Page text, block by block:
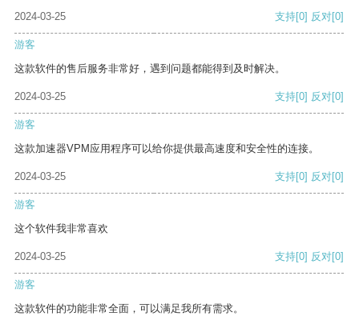
2024-03-25 支持[0] 反对[0]
游客
这款软件的售后服务非常好，遇到问题都能得到及时解决。
2024-03-25 支持[0] 反对[0]
游客
这款加速器VPM应用程序可以给你提供最高速度和安全性的连接。
2024-03-25 支持[0] 反对[0]
游客
这个软件我非常喜欢
2024-03-25 支持[0] 反对[0]
游客
这款软件的功能非常全面，可以满足我所有需求。